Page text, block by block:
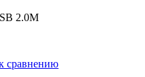
сравнению